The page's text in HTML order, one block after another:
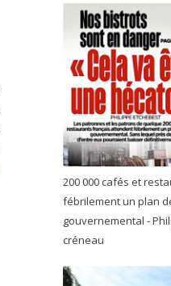
200 000 cafés et
fébrilement un plan
gouvernemental -
créneau